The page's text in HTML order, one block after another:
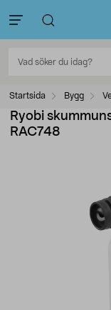
Startsida Bygg
Ryobi
RAC748